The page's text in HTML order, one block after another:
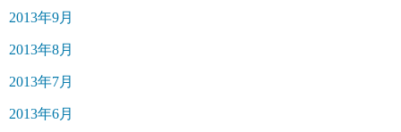
2013年9月
2013年8月
2013年7月
2013年6月